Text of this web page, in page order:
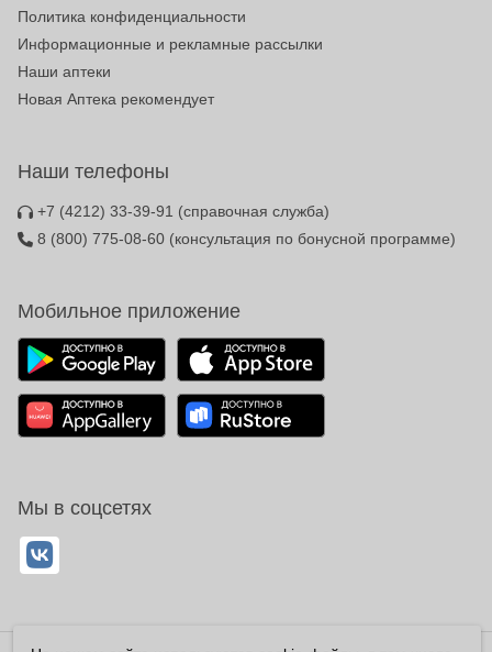
Политика конфиденциальности
Информационные и рекламные рассылки
Наши аптеки
Новая Аптека рекомендует
Наши телефоны
+7 (4212) 33-39-91 (справочная служба)
8 (800) 775-08-60 (консультация по бонусной программе)
Мобильное приложение
Мы в соцсетях